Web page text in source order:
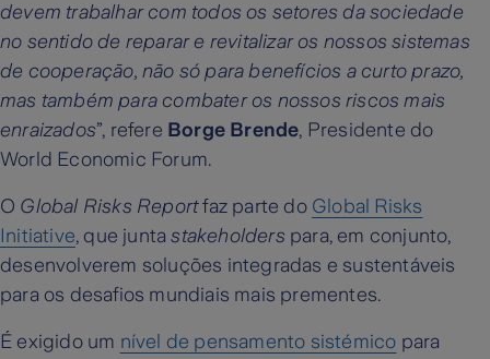
devem trabalhar com todos os setores da sociedade
no sentido de reparar e revitalizar os nossos sistemas
de cooperação, não só para benefícios a curto prazo,
mas também para combater os nossos riscos mais
enraizados”, refere Borge Brende, Presidente do
World Economic Forum.
O Global Risks Reportfaz parte do Global Risks
Initiative, que juntastakeholders para, em conjunto,
desenvolverem soluções integradas e sustentáveis
para os desafios mundiais mais prementes.
É exigido um nível de pensamento sistémico para